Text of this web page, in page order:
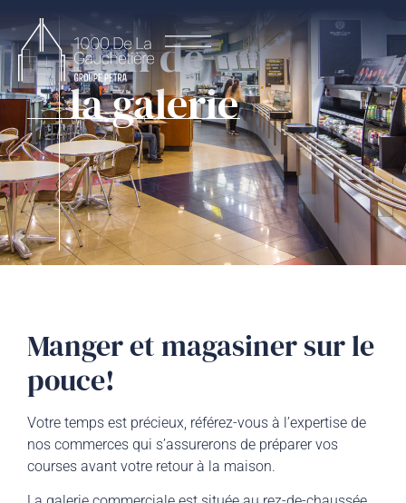
Plan de
la galerie
Manger et magasiner sur le
pouce!
Votre temps est précieux, référez-vous à l’expertise de
nos commerces qui s’assurerons de préparer vos
courses avant votre retour à la maison.